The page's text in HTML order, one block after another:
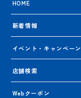
HOME
新着情報
イベント・キャンペーン
店舗検索
Webクーポン